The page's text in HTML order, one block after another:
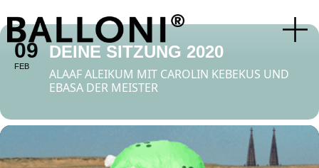
09
FEB
DEINE SITZUNG 2020
ALAAF ALEIKUM MIT CAROLIN KEBEKUS UND
EBASA DER MEISTER